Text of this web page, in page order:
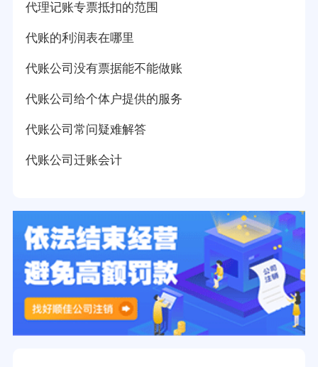
代理记账专票抵扣的范围
代账的利润表在哪里
代账公司没有票据能不能做账
代账公司给个体户提供的服务
代账公司常问疑难解答
代账公司迁账会计